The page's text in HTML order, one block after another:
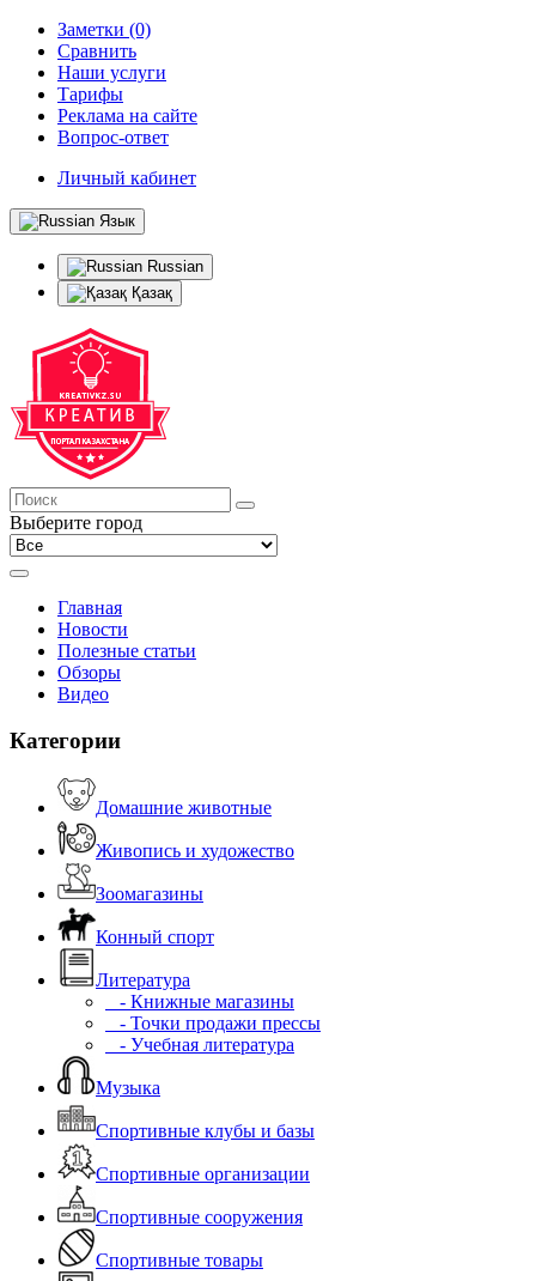
Заметки (0)
Сравнить
Наши услуги
Тарифы
Реклама на сайте
Вопрос-ответ
Личный кабинет
Язык
Russian
Қазақ
Выберите город
Главная
Новости
Полезные статьи
Обзоры
Видео
Категории
Домашние животные
Живопись и художество
Зоомагазины
Конный спорт
Литература
- Книжные магазины
- Точки продажи прессы
- Учебная литература
Музыка
Спортивные клубы и базы
Спортивные организации
Спортивные сооружения
Спортивные товары